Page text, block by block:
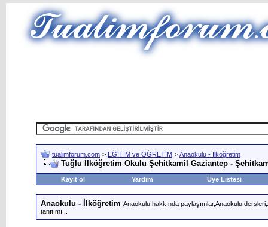
tualimforum.com > EĞİTİM ve ÖĞRETİM >Anaokulu - İlköğretim
Tuğlu İlköğretim Okulu Şehitkamil Gaziantep -
Kayıt ol Yardım Üye Listesi
Anaokulu - İlköğretim Anaokulu hakkında paylaşımlar,Anaokulu
tanıtımı...